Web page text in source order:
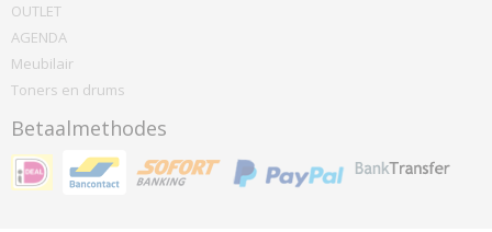
OUTLET
AGENDA
Meubilair
Toners en drums
Betaalmethodes